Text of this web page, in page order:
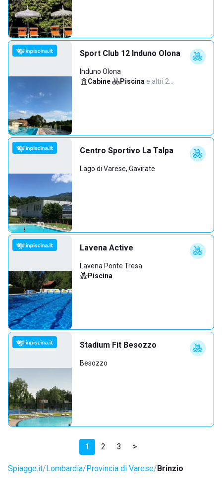
Sport Club 12 Induno Olona
Induno Olona
Cabine· Piscina·e altri 2…
Centro Sportivo La Talpa
Lago di Varese, Gavirate
Lavena Active
Lavena Ponte Tresa
Piscina
Stadium Fit Besozzo
Besozzo
1 2 3 >
Spiagge.it Lombardia Provincia di Varese Brinzio